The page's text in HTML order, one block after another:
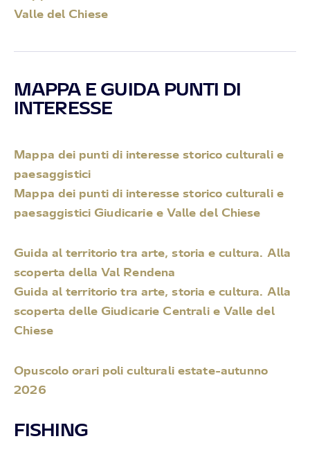
Valle del Chiese
MAPPA E GUIDA PUNTI DI
INTERESSE
Mappa dei punti di interesse storico culturali e
paesaggistici
Mappa dei punti di interesse storico culturali e
paesaggistici Giudicarie e Valle del Chiese
Guida al territorio tra arte, storia e cultura. Alla
scoperta della Val Rendena
Guida al territorio tra arte, storia e cultura. Alla
scoperta delle Giudicarie Centrali e Valle del
Chiese
Opuscolo orari poli culturali estate-autunno
2026
FISHING